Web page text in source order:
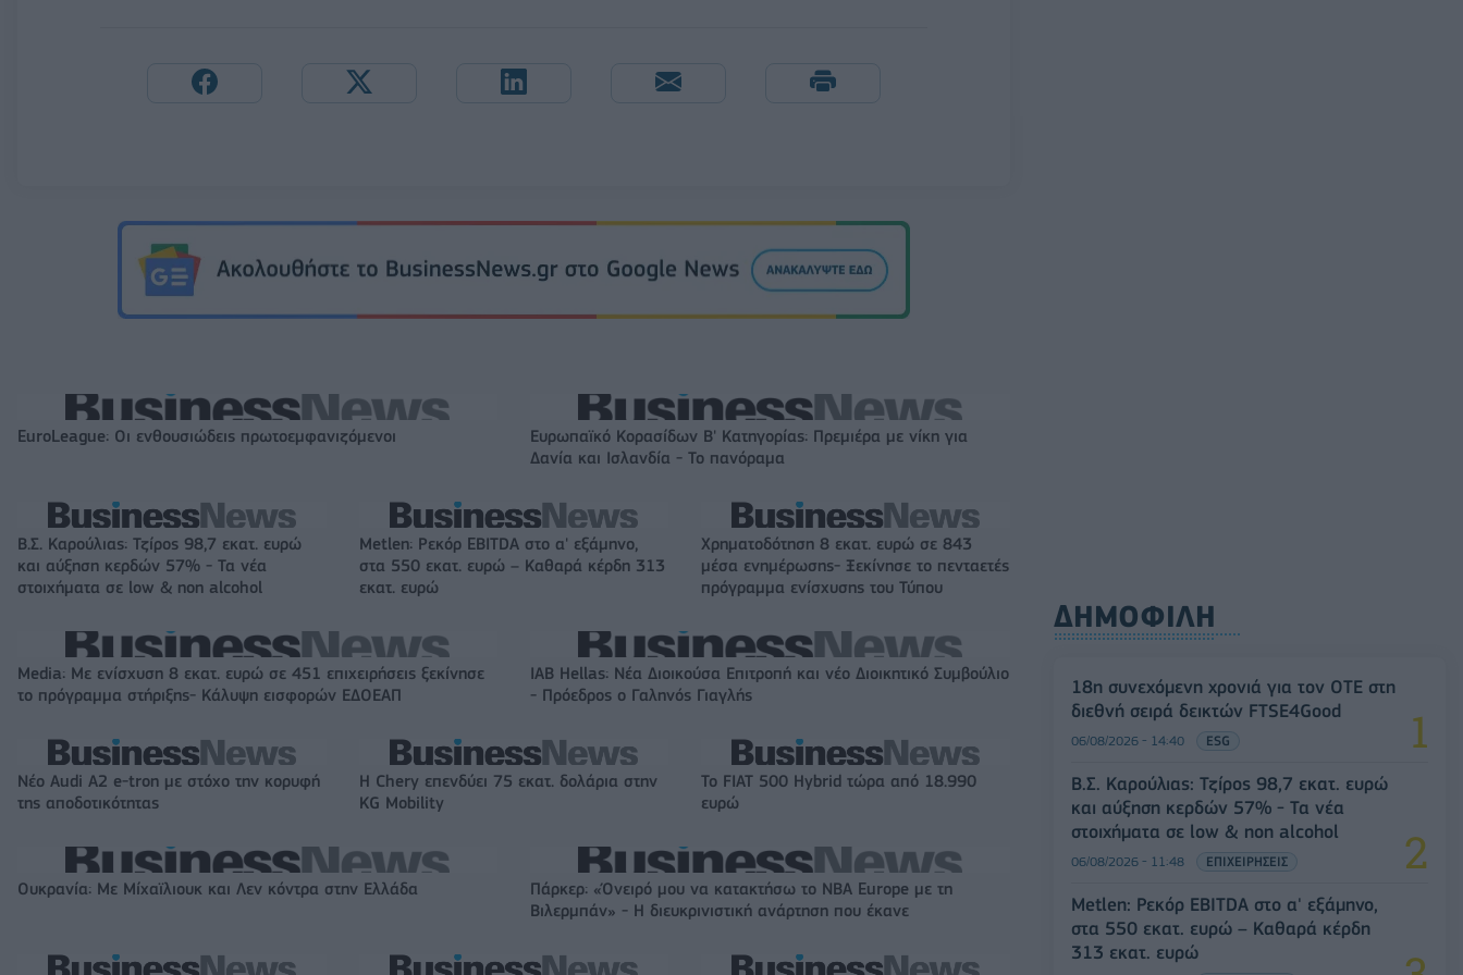
EuroLeague: Οι ενθουσιώδεις πρωτοεμφανιζόμενοι
Ευρωπαϊκό Κορασίδων Β' Κατηγορίας: Πρεμιέρα με νίκη για
Δανία και Ισλανδία - Το πανόραμα
Β.Σ. Καρούλιας: Τζίρος 98,7 εκατ. ευρώ
και αύξηση κερδών 57% - Τα νέα
στοιχήματα σε low & non alcohol
Metlen: Ρεκόρ EBITDA στο α' εξάμηνο,
στα 550 εκατ. ευρώ – Καθαρά κέρδη 313
εκατ. ευρώ
Χρηματοδότηση 8 εκατ. ευρώ σε 843
μέσα ενημέρωσης- Ξεκίνησε το πενταετές
πρόγραμμα ενίσχυσης του Τύπου
Media: Με ενίσχυση 8 εκατ. ευρώ σε 451 επιχειρήσεις ξεκίνησε
το πρόγραμμα στήριξης- Κάλυψη εισφορών ΕΔΟΕΑΠ
IAB Hellas: Νέα Διοικούσα Επιτροπή και νέο Διοικητικό Συμβούλιο
- Πρόεδρος ο Γαληνός Γιαγλής
Νέο Audi A2 e-tron με στόχο την κορυφή
της αποδοτικότητας
Η Chery επενδύει 75 εκατ. δολάρια στην
KG Mobility
Το FIAT 500 Hybrid τώρα από 18.990
ευρώ
Ουκρανία: Με Μίχαϊλιουκ και Λεν κόντρα στην Ελλάδα
Πάρκερ: «Όνειρό μου να κατακτήσω το ΝΒΑ Europe με τη
Βιλερμπάν» - Η διευκρινιστική ανάρτηση που έκανε
ΔΗΜΟΦΙΛΗ
18η συνεχόμενη χρονιά για τον ΟΤΕ στη
διεθνή σειρά δεικτών FTSE4Good
06/08/2026 - 14:40 ESG
Β.Σ. Καρούλιας: Τζίρος 98,7 εκατ. ευρώ
και αύξηση κερδών 57% - Τα νέα
στοιχήματα σε low & non alcohol
06/08/2026 - 11:48 ΕΠΙΧΕΙΡΗΣΕΙΣ
Metlen: Ρεκόρ EBITDA στο α' εξάμηνο,
στα 550 εκατ. ευρώ – Καθαρά κέρδη
313 εκατ. ευρώ